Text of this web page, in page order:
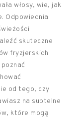
włosy, wie, jak
Odpowiednia
skuteczne
fryzjerskich
od tego, czy
na subtelne
które mogą